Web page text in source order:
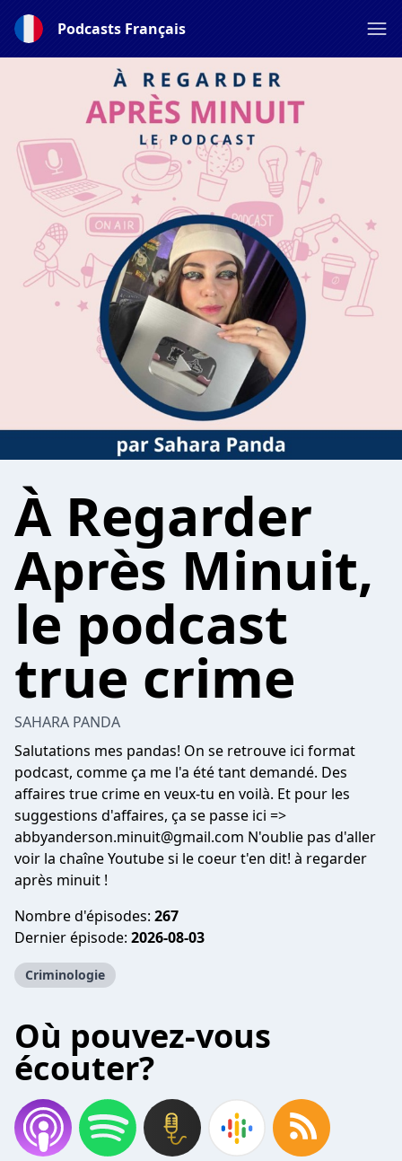
Podcasts Français
À Regarder
Après Minuit,
le podcast
true crime
SAHARA PANDA
Salutations mes pandas! On se retrouve ici format
podcast, comme ça me l'a été tant demandé. Des
affaires true crime en veux-tu en voilà. Et pour les
suggestions d'affaires, ça se passe ici =>
abbyanderson.minuit@gmail.com N'oublie pas d'aller
voir la chaîne Youtube si le coeur t'en dit! à regarder
après minuit !
Nombre d'épisodes: 267
Dernier épisode: 2026-08-03
Criminologie
Où pouvez-vous
écouter?